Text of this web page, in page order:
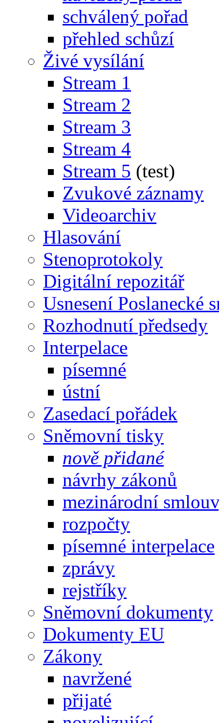
schválený pořad
přehled schůzí
Živé vysílání
Stream 1
Stream 2
Stream 3
Stream 4
Stream 5 (test)
Zvukové záznamy
Videoarchiv
Hlasování
Stenoprotokoly
Digitální repozitář
Usnesení Poslanecké
Rozhodnutí předsedy
Interpelace
písemné
ústní
Zasedací pořádek
Sněmovní tisky
nově přidané
návrhy zákonů
mezinárodní
rozpočty
písemné interpelace
zprávy
rejstříky
Sněmovní dokumenty
Dokumenty EU
Zákony
navržené
přijaté